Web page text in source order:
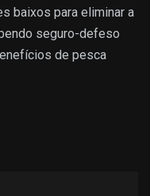
baixos para eliminar a
seguro-defeso
de pesca